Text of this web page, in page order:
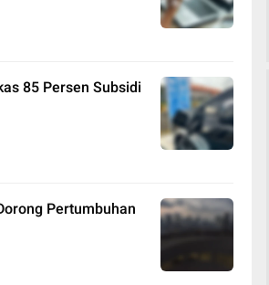
85 Persen Subsidi
Pertumbuhan